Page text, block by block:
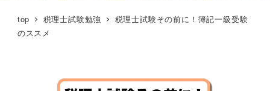
top 税理士試験勉強
税理士試験その前に！簿記一級受験
のススメ